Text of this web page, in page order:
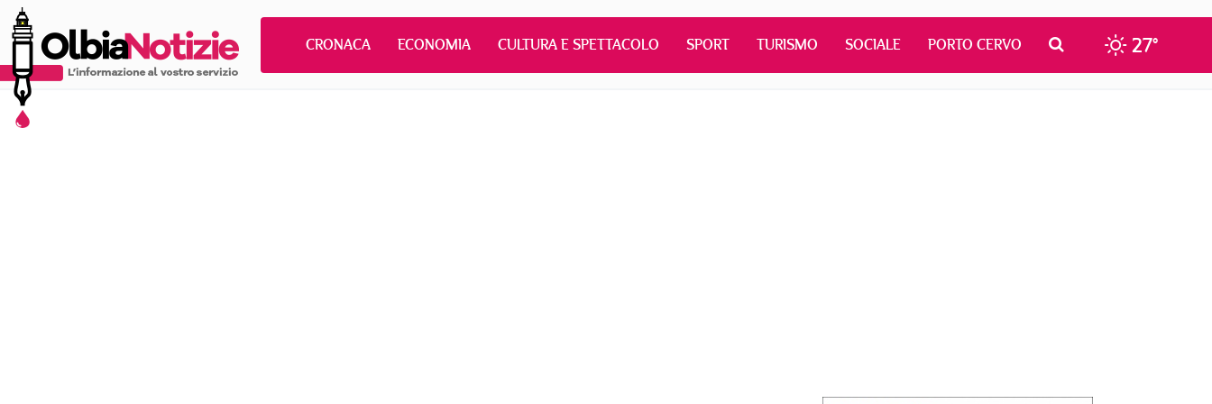
CRONACA ECONOMIA CULTURA E SPETTACOLO SPORT TURISMO SOCIALE PORTO CERVO 27°